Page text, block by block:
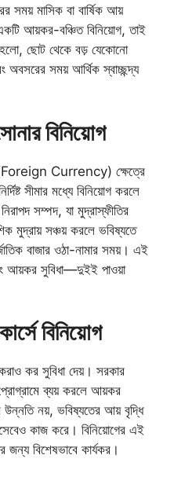
সময় মাসিক বা বার্ষিক আয়
আয়কর-বঞ্চিত বিনিয়োগ, তাই
ছোট থেকে বড় যেকোনো
অবসরের সময় আর্থিক স্বাচ্ছন্দ্য
বিনিয়োগ
(Foreign Currency) ক্ষেত্রে
সীমার মধ্যে বিনিয়োগ করলে
সম্পদ, যা মুদ্রাস্ফীতির
মুদ্রায় সঞ্চয় করলে ভবিষ্যতে
বাজার ওঠা-নামার সময়। এই
আয়কর সুবিধা—দুইই পাওয়া
বিনিয়োগ
কর সুবিধা দেয়। সরকার
ব্যয় করলে আয়কর
উন্নতি নয়, ভবিষ্যতের আয় বৃদ্ধি
কাজ করে। বিনিয়োগের এই
জন্য বিশেষভাবে কার্যকর।